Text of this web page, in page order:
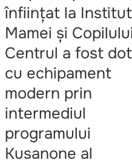
înființat la
Mamei și
Centrul a fost
cu echipament
modern prin
intermediul
programului
Kusanone al